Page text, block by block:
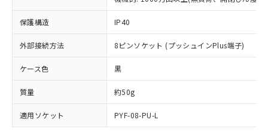
保護構造 IP40
外部接続方法 8ピンソケット (プッシュインPlus端子)
ケース色 黒
質量 約50g
適用ソケット PYF-08-PU-L
様のお取引先、またはお客様担当のオ
ムロン制御機器販売店・当社販売員に
ご相談ください。
オムロン制御機器販売店や当社販売拠
販売ネットワーク
」をご確認
在庫状況および標準価格結果を当社の
事前の承諾なく第三者に漏洩または開
示しないようお願いします。
マイパーツ機能（部品リスト作成サー
（DBP） 1000ppm以下、フタル酸ジイソブチル
(DIBP) 1000ppm以下
但し、RoHS指令で産業用監視および制御機器に対する
適用除外項目は除く。
フタル酸エステル類の４物質については閾値を超える意
※2 対応予定月
部品在庫の切り替え状況などにより、予定
月が前後することがあります。
DBP(フタル酸ジブチル) : 1000ppm、 DIBP(フタル酸ジ
イソブチル) : 1000ppm、 BBP(フタル酸ブチルベンジ
ル) : 1000ppm、
※2 環境保護使用期限
「ｅ」：有害物質（10物質）のすべてが基
準値以下であることを示します。
「10」：通常の使用状況下において有害物
質が外部に漏えいし、環境に深刻な影響を
全に破砕するなど、違法に輸出されな
当社は貴社製品を、核兵器、ミサイ
ル、化学兵器、生物兵器またはその他
武器並びにこれらの製造装置等に一切
使用いたしません。
当社は、貴社製品を第三者に販売する
場合は、上記1、2および3の内容を当
該第三者に通知します。また当社は、
販売先および販売に係わる関係者が違
法に輸出するおそれがある場合は、取
一定数には満たないが在庫あり
－
在庫なし(最新の在庫状況につ
いては、お客様のお取引先、ま
たはお客様担当のオムロン制御
機器販売店・当社販売員にご確
認ください)
空
受注生産機種、また在庫状況の